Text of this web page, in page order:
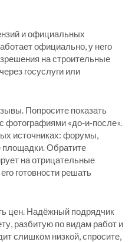
и официальных
официально, у него
на строительные
госуслуги или
Попросите показать
«до‑и‑после».
источниках: форумы,
площадки. Обратите
на отрицательные
готовности решать
цен. Надёжный подрядчик
разбитую по видам работ и
слишком низкой, спросите,